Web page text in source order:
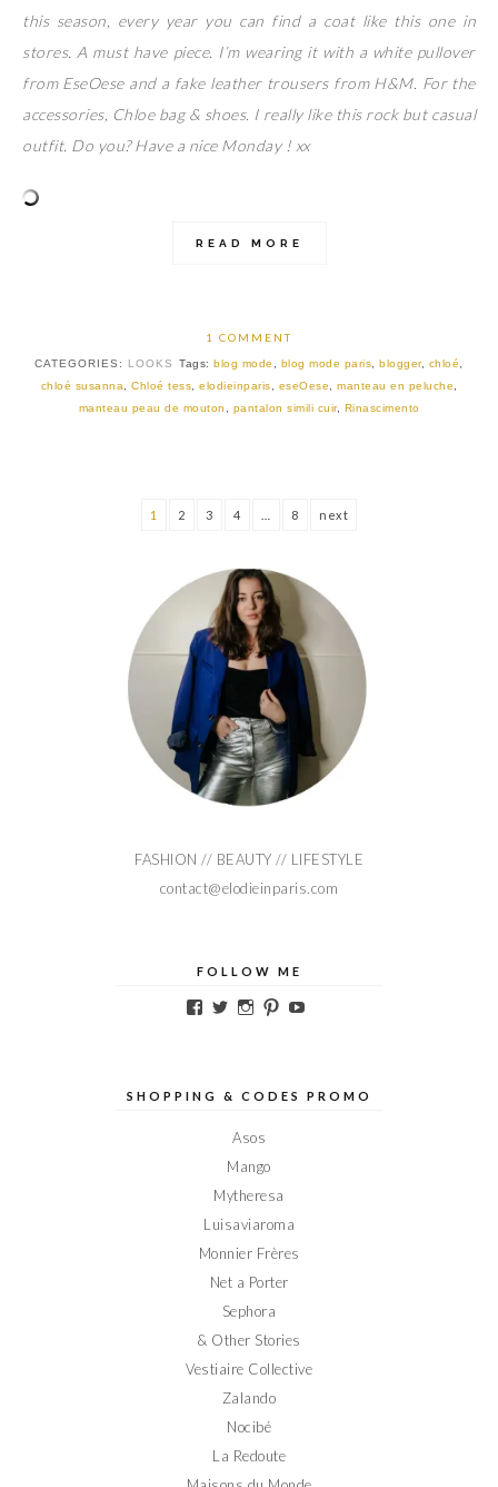
this season, every year you can find a coat like this one in
stores. A must have piece. I’m wearing it with a white pullover
from EseOese and a fake leather trousers from H&M. For the
accessories, Chloe bag & shoes. I really like this rock but casual
outfit. Do you? Have a nice Monday ! xx
READ MORE
1 COMMENT
CATEGORIES: LOOKS Tags:blog mode blog mode paris ,blogger, chloé
chloé susanna
Chloé tess elodieinparis eseOese manteau en peluche
manteau peau de mouton
pantalon simili cuir, Rinascimento
1 2 3 4 8 next
FASHION // BEAUTY // LIFESTYLE
contact@elodieinparis.com
FOLLOW ME
Voir
sur
Voir
sur
Voir
sur
Voir
sur sur
SHOPPING & CODES PROMO
Asos
Mango
Mytheresa
Luisaviaroma
Monnier Frères
Net a Porter
Sephora
& Other Stories
Vestiaire Collective
Zalando
Nocibé
La Redoute